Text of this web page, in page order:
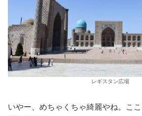
レギスタン広場
いやー、めちゃくちゃ綺麗やね。こ